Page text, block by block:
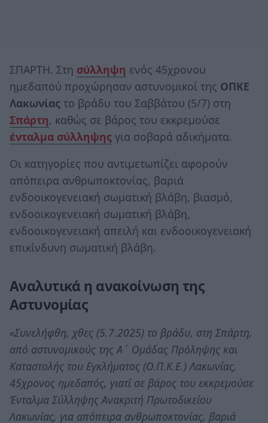
ΣΠΑΡΤΗ. Στη σύλληψη ενός 45χρονου
ημεδαπού προχώρησαν αστυνομικοί της ΟΠΚΕ
Λακωνίας το βράδυ του Σαββάτου (5/7) στη
Σπάρτη, καθώς σε βάρος του εκκρεμούσε
ένταλμα σύλληψης για σοβαρά αδικήματα.
Οι κατηγορίες που αντιμετωπίζει αφορούν
απόπειρα ανθρωποκτονίας, βαριά
ενδοοικογενειακή σωματική βλάβη, βιασμό,
ενδοοικογενειακή σωματική βλάβη,
ενδοοικογενειακή απειλή και ενδοοικογενειακή
επικίνδυνη σωματική βλάβη.
Αναλυτικά η ανακοίνωση της
Αστυνομίας
«Συνελήφθη, χθες (5.7.2025) το βράδυ, στη Σπάρτη,
από αστυνομικούς της Α΄ Ομάδας Πρόληψης και
Καταστολής του Εγκλήματος (Ο.Π.Κ.Ε.) Λακωνίας,
45χρονος ημεδαπός, γιατί σε βάρος του εκκρεμούσε
Ένταλμα Σύλληψης Ανακριτή Πρωτοδικείου
Λακωνίας, για απόπειρα ανθρωποκτονίας, βαριά